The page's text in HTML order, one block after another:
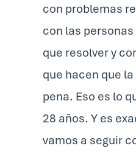
con problemas
con las
que resolver y
que hacen que
pena. Eso es lo
28 años. Y es
vamos a seguir